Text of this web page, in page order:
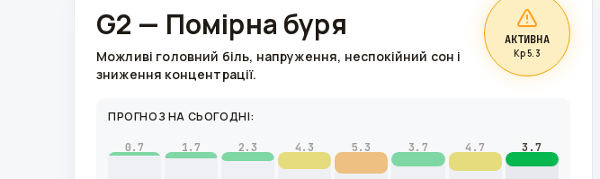
G2 — Помірна буря
Можливі головний біль, напруження, неспокійний сон і
зниження концентрації.
АКТИВНА
Kp 5.3
ПРОГНОЗ НА СЬОГОДНІ:
0.7 1.7 2.3 4.3 5.3 3.7 4.7 3.7